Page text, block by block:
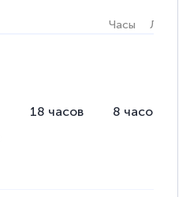
обучение онлайн, мне
Часы Лекции
18 часов 8 часов